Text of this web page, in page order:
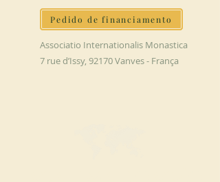
Pedido de financiamento
Associatio Internationalis Monastica
7 rue d’Issy, 92170 Vanves - França